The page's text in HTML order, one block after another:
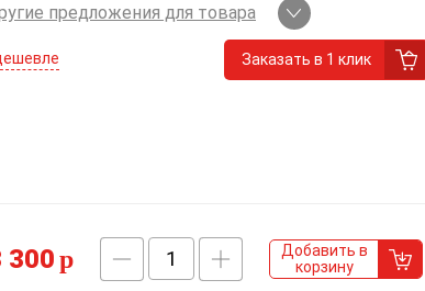
предложения для товара
Заказать в 1 клик
300p
Добавить в
корзину